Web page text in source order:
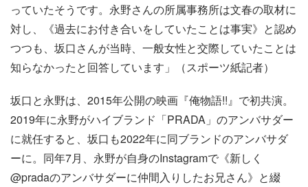
っていたそうです。永野さんの所属事務所は文春の取材に
対し、《過去にお付き合いをしていたことは事実》と認め
つつも、坂口さんが当時、一般女性と交際していたことは
知らなかったと回答しています」（スポーツ紙記者）
坂口と永野は、2015年公開の映画『俺物語!!』で初共演。
2019年に永野がハイブランド「PRADA」のアンバサダー
に就任すると、坂口も2022年に同ブランドのアンバサダ
ーに。同年7月、永野が自身のInstagramで《新しく
@pradaのアンバサダーに仲間入りしたお兄さん》と綴